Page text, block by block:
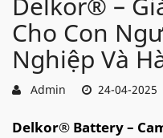
Cho Con
Nghiệp Và
Admin 24-04-2025
Delkor® Battery –